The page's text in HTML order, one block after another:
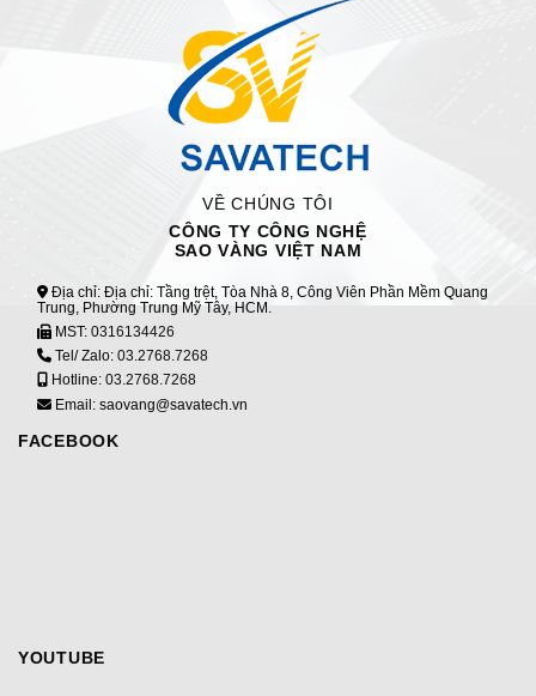
VỀ CHÚNG TÔI
CÔNG TY CÔNG NGHỆ
SAO VÀNG VIỆT NAM
Địa chỉ: Địa chỉ: Tầng trệt, Tòa Nhà 8, Công Viên Phần Mềm Quang
Trung, Phường Trung Mỹ Tây, HCM.
MST: 0316134426
Tel/ Zalo: 03.2768.7268
Hotline: 03.2768.7268
Email: saovang@savatech.vn
FACEBOOK
YOUTUBE